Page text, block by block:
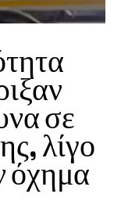
σε
λίγο
όχημα